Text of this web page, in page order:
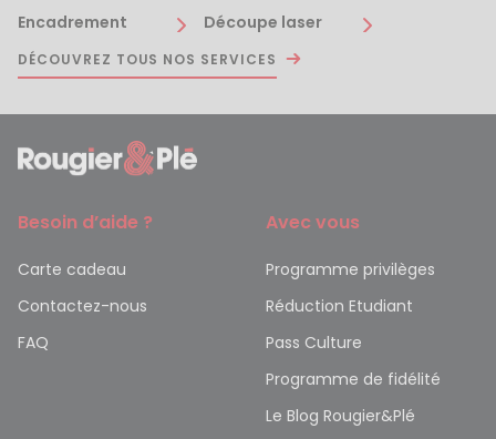
Encadrement Découpe laser
DÉCOUVREZ TOUS NOS SERVICES
Besoin d’aide ?
Carte cadeau
Contactez-nous
FAQ
Avec vous
Programme privilèges
Réduction Etudiant
Pass Culture
Programme de fidélité
Le Blog Rougier&Plé